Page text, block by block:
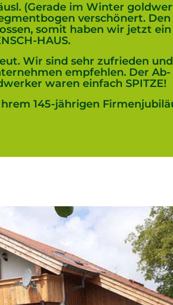
(Gerade im Winter
verschönert.
somit haben wir jetzt
HAUS.
Wir sind sehr zufrieden
empfehlen. Der
waren einfach SPITZE!
145-jährigen